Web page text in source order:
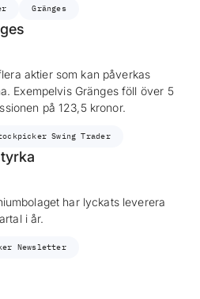
Gränges
aktier som kan påverkas
Exempelvis Gränges föll över 5
på 123,5 kronor.
Swing Trader
har lyckats leverera
i år.
Newsletter